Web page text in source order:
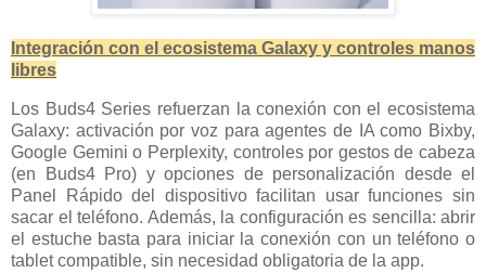
Integración con el ecosistema Galaxy y controles manos
libres
Los Buds4 Series refuerzan la conexión con el ecosistema
Galaxy: activación por voz para agentes de IA como Bixby,
Google Gemini o Perplexity, controles por gestos de cabeza
(en Buds4 Pro) y opciones de personalización desde el
Panel Rápido del dispositivo facilitan usar funciones sin
sacar el teléfono. Además, la configuración es sencilla: abrir
el estuche basta para iniciar la conexión con un teléfono o
tablet compatible, sin necesidad obligatoria de la app.